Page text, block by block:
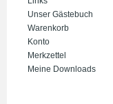
Unser Gästebuch
Warenkorb
Konto
Merkzettel
Meine Downloads